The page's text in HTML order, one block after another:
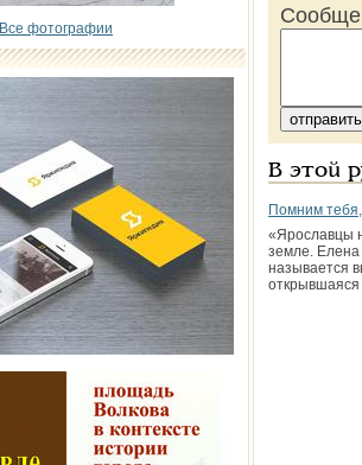
Все фотографии
В этой
Помним
«Ярославцы
земле. Елена
называется